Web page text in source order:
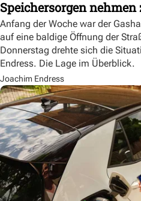
Speichersorgen nehmen
Anfang der Woche war der
auf eine baldige Öffnung der
Donnerstag drehte sich die
Endress. Die Lage im Überblick.
Joachim Endress